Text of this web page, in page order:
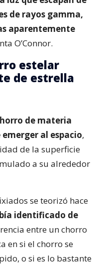
de rayos gamma,
aparentemente
O’Connor.
estelar
de estrella
de materia
al espacio,
de la superficie
a su alrededor
se teorizó hace
identificado de
entre un chorro
en si el chorro se
o si es lo bastante